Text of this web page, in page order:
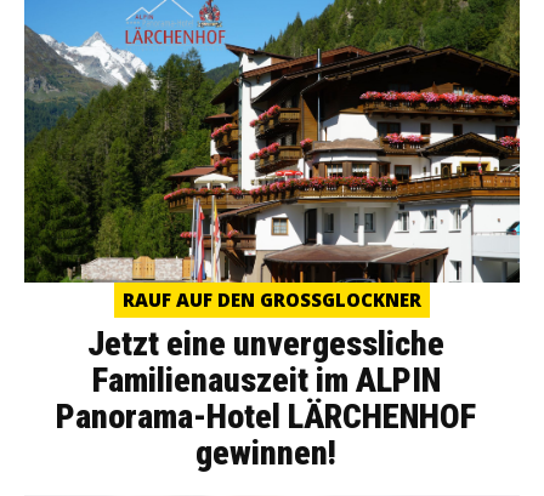
RAUF AUF DEN GROSSGLOCKNER
Jetzt eine unvergessliche
Familienauszeit im ALPIN
Panorama-Hotel LÄRCHENHOF
gewinnen!